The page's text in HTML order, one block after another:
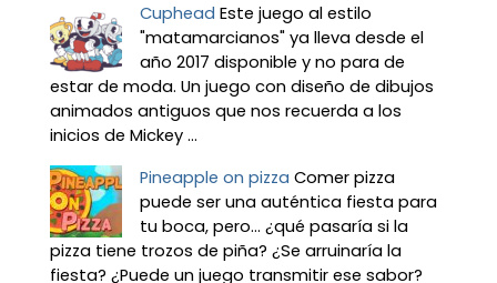
Cuphead Este juego al estilo
"matamarcianos" ya lleva desde el
año 2017 disponible y no para de
estar de moda. Un juego con diseño de dibujos
animados antiguos que nos recuerda a los
inicios de Mickey ...
Pineapple on pizza Comer pizza
puede ser una auténtica fiesta para
tu boca, pero... ¿qué pasaría si la
pizza tiene trozos de piña? ¿Se arruinaría la
fiesta? ¿Puede un juego transmitir ese sabor?